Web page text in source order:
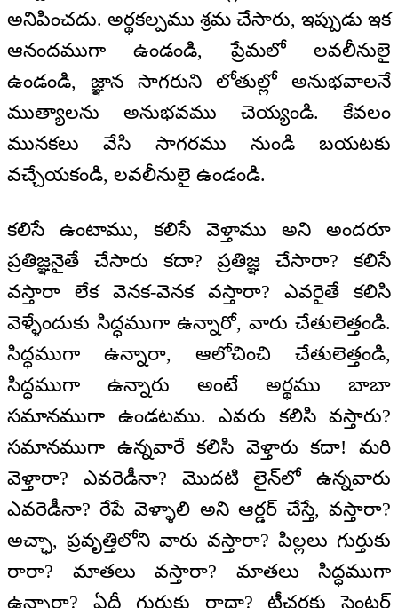
అనిపించదు. అర్థకల్పము శ్రమ చేసారు, ఇప్పుడు ఇక
ఆనందముగా ఉండండి, ప్రేమలో లవలీనులై
ఉండండి, జ్ఞాన సాగరుని లోతుల్లో అనుభవాలనే
ముత్యాలను అనుభవము చెయ్యండి. కేవలం
మునకలు వేసి సాగరము నుండి బయటకు
వచ్చేయకండి, లవలీనులై ఉండండి.
కలిసే ఉంటాము, కలిసే వెళ్తాము అని అందరూ
ప్రతిజ్ఞనైతే చేసారు కదా? ప్రతిజ్ఞ చేసారా? కలిసే
వస్తారా లేక వెనక-వెనక వస్తారా? ఎవరైతే కలిసి
వెళ్ళేందుకు సిద్ధముగా ఉన్నారో, వారు చేతులెత్తండి.
సిద్ధముగా ఉన్నారా, ఆలోచించి చేతులెత్తండి,
సిద్ధముగా ఉన్నారు అంటే అర్థము బాబా
సమానముగా ఉండటము. ఎవరు కలిసి వస్తారు?
సమానముగా ఉన్నవారే కలిసి వెళ్తారు కదా! మరి
వెళ్తారా? ఎవరెడీనా? మొదటి లైన్‌లో ఉన్నవారు
ఎవరెడీనా? రేపే వెళ్ళాలి అని ఆర్డర్ చేస్తే, వస్తారా?
అచ్ఛా, ప్రవృత్తిలోని వారు వస్తారా? పిల్లలు గుర్తుకు
రారా? మాతలు వస్తారా? మాతలు సిద్ధముగా
ఉన్నారా? ఏదీ గుర్తుకు రాదా? టీచర్లకు సెంటర్